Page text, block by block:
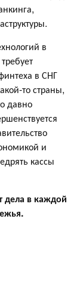
в
в СНГ
то страны,
давно
и
кассы
дела в каждой